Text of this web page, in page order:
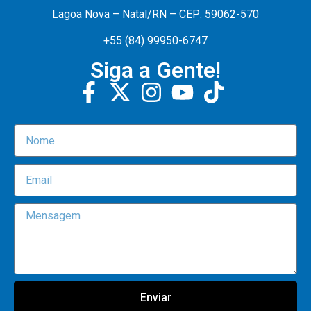
Lagoa Nova – Natal/RN – CEP: 59062-570
+55 (84) 99950-6747
Siga a Gente!
Enviar